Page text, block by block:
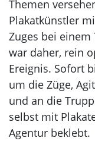
Themen
Plakatkünstler
Zuges bei
war daher, rein
Ereignis. Sofort
um die Züge,
und an die
selbst mit
Agentur beklebt.